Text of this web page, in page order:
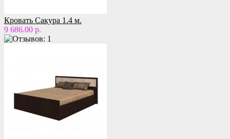
Кровать Сакура 1.4 м.
9 686.00 р.